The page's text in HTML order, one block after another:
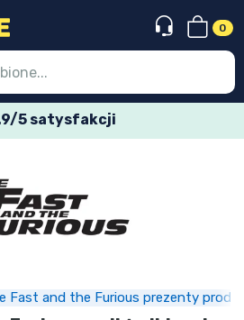
0
5 satysfakcji
Fast and the Furious prezenty